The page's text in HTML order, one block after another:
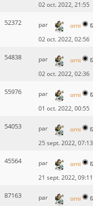
02 oct. 2022, 21:55
52372 par
orni
02 oct. 2022, 02:56
54838 par
orni
02 oct. 2022, 02:36
55976 par
orni
01 oct. 2022, 00:55
54053 par
orni
25 sept. 2022, 07:13
45564 par
orni
21 sept. 2022, 09:11
87163 par
orni